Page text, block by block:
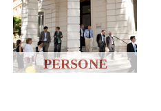
PERSONE